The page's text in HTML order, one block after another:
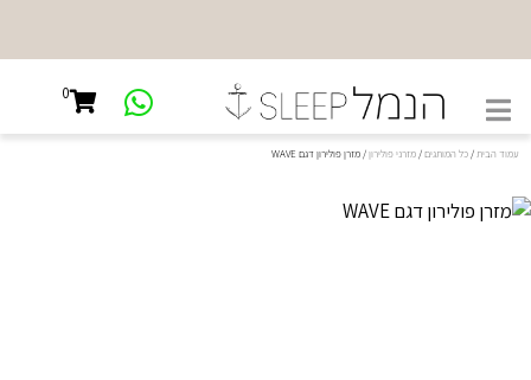
0
עמוד הבית/כל המותגים/מזרני פולירון/ מזרן פולירון דגם WAVE